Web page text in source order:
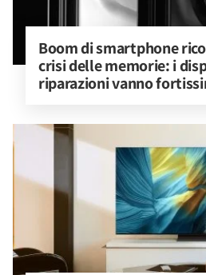
Boom di smartphone
crisi delle memorie: i
riparazioni vanno